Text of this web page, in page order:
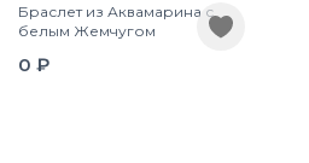
Браслет из Аквамарина с
белым Жемчугом
0 ₽